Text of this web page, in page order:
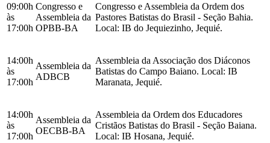
09:00h
às
17:00h
Congresso e
Assembleia da
OPBB-BA
Congresso e Assembleia da Ordem dos
Pastores Batistas do Brasil - Seção Bahia.
Local: IB do Jequiezinho, Jequié.
14:00h
às
17:00h
Assembleia da
ADBCB
Assembleia da Associação dos Diáconos
Batistas do Campo Baiano. Local: IB
Maranata, Jequié.
14:00h
às
17:00h
Assembleia da
OECBB-BA
Assembleia da Ordem dos Educadores
Cristãos Batistas do Brasil - Seção Baiana.
Local: IB Hosana, Jequié.